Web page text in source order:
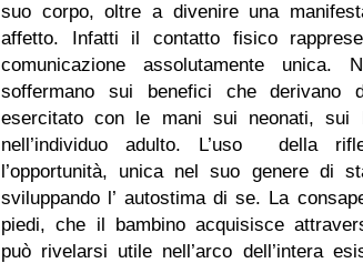
suo corpo, oltre a divenire una
affetto. Infatti il contatto fisico
comunicazione assolutamente unica.
soffermano sui benefici che derivano
esercitato con le mani sui neonati, sui
nell’individuo adulto. L’uso della
l’opportunità, unica nel suo genere di
sviluppando l’ autostima di se. La
piedi, che il bambino acquisisce
può rivelarsi utile nell’arco dell’intera